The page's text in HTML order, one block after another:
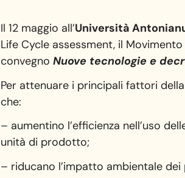
Il 12 maggio all’Università
Life Cycle assessment, il
convegnoNuove tecnologie e
Per attenuare i principali fattori
che:
– aumentino l’efficienza nell’uso
unità di prodotto;
– riducano l’impatto ambientale